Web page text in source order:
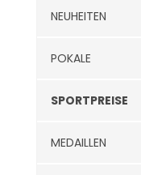
NEUHEITEN
POKALE
SPORTPREISE
MEDAILLEN